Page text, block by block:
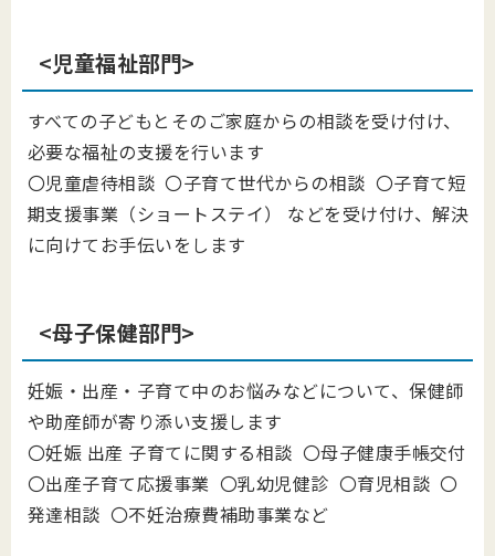
<児童福祉部門>
すべての子どもとそのご家庭からの相談を受け付け、
必要な福祉の支援を行います
〇児童虐待相談 〇子育て世代からの相談 〇子育て短
期支援事業（ショートステイ） などを受け付け、解決
に向けてお手伝いをします
<母子保健部門>
妊娠・出産・子育て中のお悩みなどについて、保健師
や助産師が寄り添い支援します
〇妊娠 出産 子育てに関する相談 〇母子健康手帳交付
〇出産子育て応援事業 〇乳幼児健診 〇育児相談 〇
発達相談 〇不妊治療費補助事業など